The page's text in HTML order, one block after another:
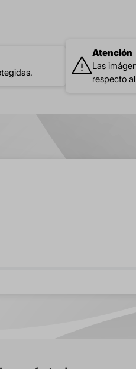
Atención
Las
respecto